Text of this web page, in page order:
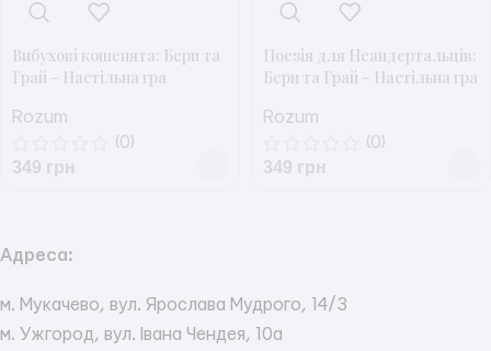
Вибухові кошенята: Бери та
Грай – Настільна гра
Rozum
(0)
349 грн
Поезія для Неандертальців:
Бери та Грай – Настільна гра
Rozum
(0)
349 грн
Адреса:
м. Мукачево, вул. Ярослава Мудрого, 14/3
м. Ужгород, вул. Івана Чендея, 10а